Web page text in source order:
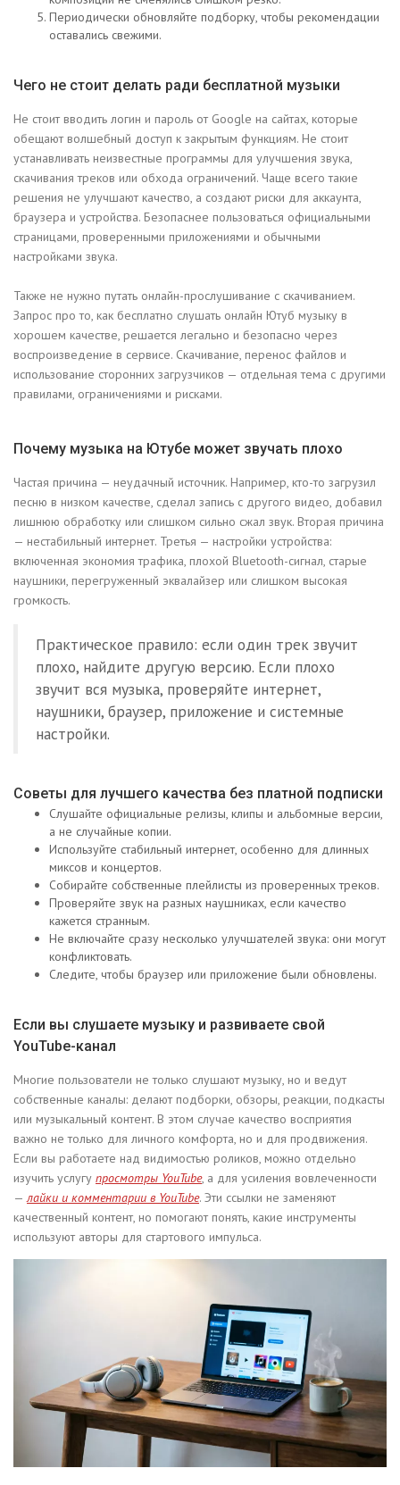
Периодически обновляйте подборку, чтобы рекомендации
оставались свежими.
Чего не стоит делать ради бесплатной музыки
Не стоит вводить логин и пароль от Google на сайтах, которые
обещают волшебный доступ к закрытым функциям. Не стоит
устанавливать неизвестные программы для улучшения звука,
скачивания треков или обхода ограничений. Чаще всего такие
решения не улучшают качество, а создают риски для аккаунта,
браузера и устройства. Безопаснее пользоваться официальными
страницами, проверенными приложениями и обычными
настройками звука.
Также не нужно путать онлайн-прослушивание с скачиванием.
Запрос про то, как бесплатно слушать онлайн Ютуб музыку в
хорошем качестве, решается легально и безопасно через
воспроизведение в сервисе. Скачивание, перенос файлов и
использование сторонних загрузчиков — отдельная тема с другими
правилами, ограничениями и рисками.
Почему музыка на Ютубе может звучать плохо
Частая причина — неудачный источник. Например, кто-то загрузил
песню в низком качестве, сделал запись с другого видео, добавил
лишнюю обработку или слишком сильно сжал звук. Вторая причина
— нестабильный интернет. Третья — настройки устройства:
включенная экономия трафика, плохой Bluetooth-сигнал, старые
наушники, перегруженный эквалайзер или слишком высокая
громкость.
Практическое правило: если один трек звучит
плохо, найдите другую версию. Если плохо
звучит вся музыка, проверяйте интернет,
наушники, браузер, приложение и системные
настройки.
Советы для лучшего качества без платной подписки
Слушайте официальные релизы, клипы и альбомные версии,
а не случайные копии.
Используйте стабильный интернет, особенно для длинных
миксов и концертов.
Собирайте собственные плейлисты из проверенных треков.
Проверяйте звук на разных наушниках, если качество
кажется странным.
Не включайте сразу несколько улучшателей звука: они могут
конфликтовать.
Следите, чтобы браузер или приложение были обновлены.
Если вы слушаете музыку и развиваете свой
YouTube-канал
Многие пользователи не только слушают музыку, но и ведут
собственные каналы: делают подборки, обзоры, реакции, подкасты
или музыкальный контент. В этом случае качество восприятия
важно не только для личного комфорта, но и для продвижения.
Если вы работаете над видимостью роликов, можно отдельно
изучить услугу просмотры YouTube, а для усиления вовлеченности
—лайки и комментарии в YouTube. Эти ссылки не заменяют
качественный контент, но помогают понять, какие инструменты
используют авторы для стартового импульса.